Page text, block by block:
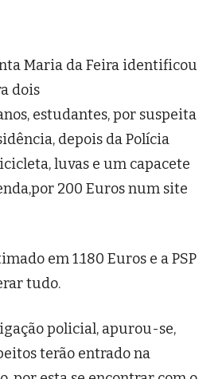
Maria da Feira identificou
dois
estudantes, por suspeita
depois da Polícia
luvas e um capacete
200 Euros num site
em 1.180 Euros e a PSP
tudo.
policial, apurou-se,
terão entrado na